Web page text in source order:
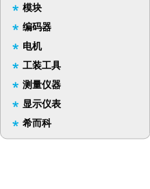
模块
编码器
电机
工装工具
测量仪器
显示仪表
希而科